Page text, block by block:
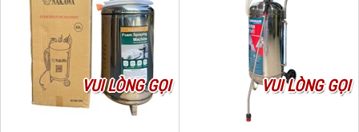
VUI LÒNG GỌI VUI LÒNG GỌI